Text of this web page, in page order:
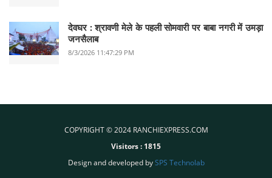
देवघर :‌ श्रावणी मेले के पहली सोमवारी पर बाबा नगरी में उमड़ा
जनसैलाब
8/3/2026 11:47:29 PM
COPYRIGHT © 2024 RANCHIEXPRESS.COM
Visitors : 1815
Design and developed bySPS Technolab